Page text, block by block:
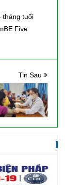
tháng tuổi
Five
Tin Sau